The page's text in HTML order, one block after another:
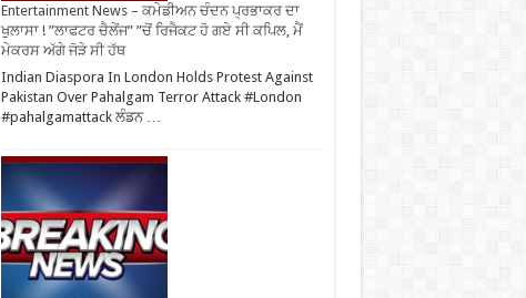
Entertainment News – ਕਮੇਡੀਅਨ ਚੰਦਨ ਪ੍ਰਭਾਕਰ ਦਾ
ਖੁਲਾਸਾ ! ”ਲਾਫਟਰ ਚੈਲੇਂਜ” ”ਚੋਂ ਰਿਜੈਕਟ ਹੋ ਗਏ ਸੀ ਕਪਿਲ, ਮੈਂ
ਮੇਕਰਸ ਅੱਗੇ ਜੋੜੇ ਸੀ ਹੱਥ
Indian Diaspora In London Holds Protest Against
Pakistan Over Pahalgam Terror Attack #London
#pahalgamattack ਲੰਡਨ …